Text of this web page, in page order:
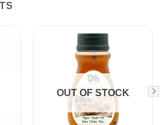
OUT OF STOCK